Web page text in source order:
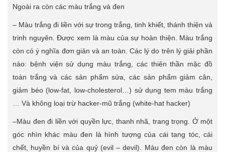
Ngoài ra còn các màu trắng và đen
– Màu trắng đi liền với sự trong trắng, tinh khiết, thánh thiện và
trinh nguyên. Được xem là màu của sự hoàn thiện. Màu trắng
còn có ý nghĩa đơn giản và an toàn. Các lý do trên lý giải phần
nào: bệnh viện sử dụng màu trắng, các thiên thần mặc đồ
toàn trắng và các sản phẩm sửa, các sản phẩm giảm cân,
giảm béo (low-fat, low-cholesterol…) sử dụng tem màu trắng
… Và không loại trừ hacker-mũ trắng (white-hat hacker)
–Màu đen đi liền với quyền lực, thanh nhã, trang trọng. Ở một
góc nhìn khác màu đen là hình tượng của cái tang tóc, cái
chết, huyền bí và của quỷ (evil – devil). Màu đen còn là màu